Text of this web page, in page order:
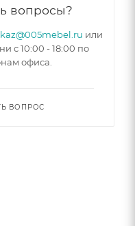
вопросы?
или
с 10:00 - 18:00 по
офиса.
ВОПРОС